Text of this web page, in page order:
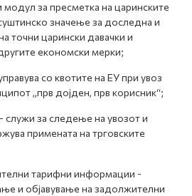
за пресметка на царинските
значење за доследна и
точни царински давачки и
економски мерки;
со квотите на ЕУ при увоз
„прв дојден, прв корисник“;
служи за следење на увозот и
примената на трговските
тарифни информации -
и објавување на задолжителни